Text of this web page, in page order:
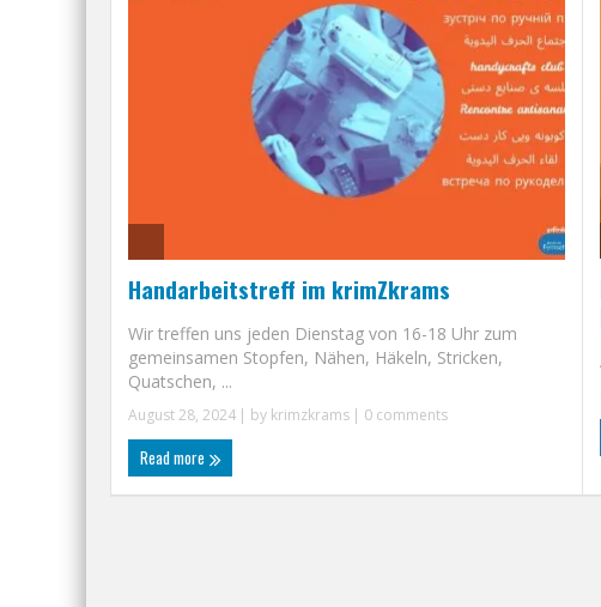
Handarbeitstreff im krimZkrams
Wir treffen uns jeden Dienstag von 16-18 Uhr zum
gemeinsamen Stopfen, Nähen, Häkeln, Stricken,
Quatschen, ...
August 28, 2024 | by krimzkrams | 0 comments
Read more